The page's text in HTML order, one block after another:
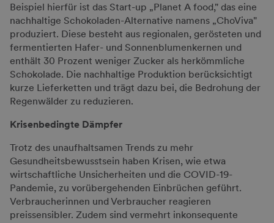
Beispiel hierfür ist das Start-up „Planet A food," das eine
nachhaltige Schokoladen-Alternative namens „ChoViva"
produziert. Diese besteht aus regionalen, gerösteten und
fermentierten Hafer- und Sonnenblumenkernen und
enthält 30 Prozent weniger Zucker als herkömmliche
Schokolade. Die nachhaltige Produktion berücksichtigt
kurze Lieferketten und trägt dazu bei, die Bedrohung der
Regenwälder zu reduzieren.
Krisenbedingte Dämpfer
Trotz des unaufhaltsamen Trends zu mehr
Gesundheitsbewusstsein haben Krisen, wie etwa
wirtschaftliche Unsicherheiten und die COVID-19-
Pandemie, zu vorübergehenden Einbrüchen geführt.
Verbraucherinnen und Verbraucher reagieren
preissensibler. Zudem sind vermehrt inkonsequente